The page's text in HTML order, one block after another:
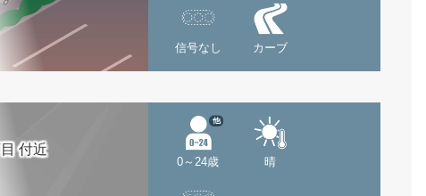
信号なし カーブ
付近
0～24歳
他
晴